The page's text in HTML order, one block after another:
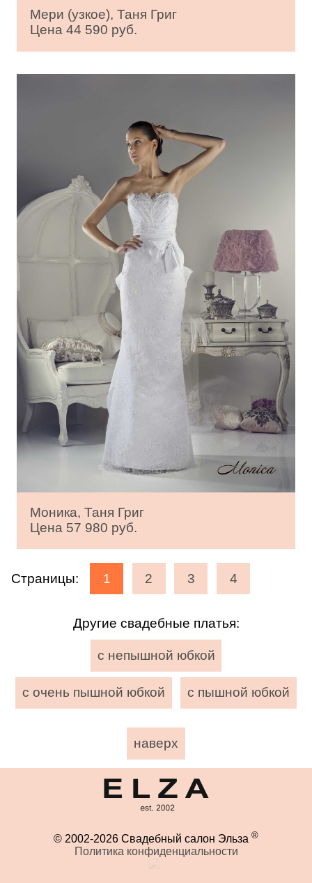
Мери (узкое), Таня Григ
Цена 44 590 руб.
Моника, Таня Григ
Цена 57 980 руб.
Страницы: 1 2 3 4
Другие свадебные платья:
с непышной юбкой
с очень пышной юбкой с пышной юбкой
наверх
© 2002-2026 Свадебный салон Эльза ®
Политика конфиденциальности